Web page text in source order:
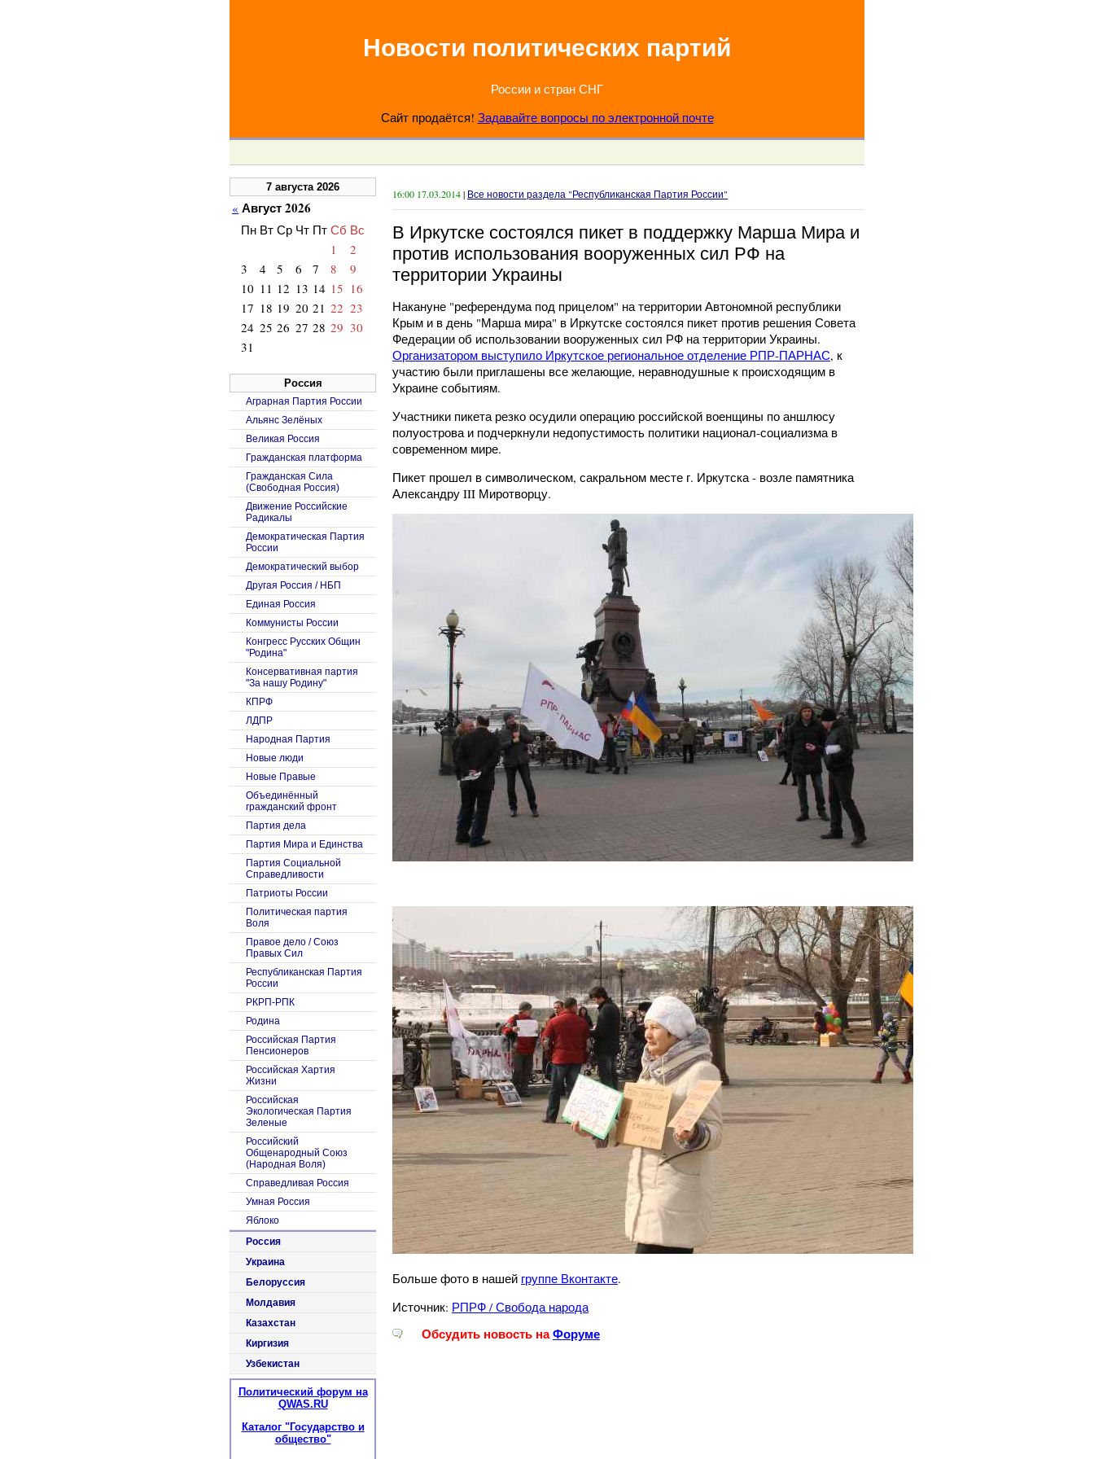
Новости политических партий
России и стран СНГ
Сайт продаётся! Задавайте вопросы по электронной почте
16:00 17.03.2014| Все новости раздела "Республиканская Партия России"
В Иркутске состоялся пикет в поддержку Марша Мира и
против использования вооруженных сил РФ на
территории Украины
Накануне "референдума под прицелом" на территории Автономной республики
Крым и в день "Марша мира" в Иркутске состоялся пикет против решения Совета
Федерации об использовании вооруженных сил РФ на территории Украины.
Организатором выступило Иркутское региональное отделение РПР-ПАРНАС, к
участию были приглашены все желающие, неравнодушные к происходящим в
Украине событиям.
Участники пикета резко осудили операцию российской военщины по аншлюсу
полуострова и подчеркнули недопустимость политики национал-социализма в
современном мире.
Пикет прошел в символическом, сакральном месте г. Иркутска - возле памятника
Александру III Миротворцу.
Больше фото в нашей группе Вконтакте.
Источник: РПРФ / Свобода народа
Обсудить новость наФоруме
7 августа 2026
« Август 2026
Пн Вт Ср Чт Пт Сб Вс
1
2
3
4 5 6 7 8
9
10 11 12 13 14 15 16
17 18 19 20 21 22 23
24 25 26 27 28 29 30
31
Россия
Аграрная Партия России
Альянс Зелёных
Великая Россия
Гражданская платформа
Гражданская Сила
(Свободная Россия)
Движение Российские
Радикалы
Демократическая Партия
России
Демократический выбор
Другая Россия / НБП
Единая Россия
Коммунисты России
Конгресс Русских Общин
"Родина"
Консервативная партия
"За нашу Родину"
КПРФ
ЛДПР
Народная Партия
Новые люди
Новые Правые
Объединённый
гражданский фронт
Партия дела
Партия Мира и Единства
Партия Социальной
Справедливости
Патриоты России
Политическая партия
Воля
Правое дело / Союз
Правых Сил
Республиканская Партия
России
РКРП-РПК
Родина
Российская Партия
Пенсионеров
Российская Хартия
Жизни
Российская
Экологическая Партия
Зеленые
Российский
Общенародный Союз
(Народная Воля)
Справедливая Россия
Умная Россия
Яблоко
Россия
Украина
Белоруссия
Молдавия
Казахстан
Киргизия
Узбекистан
Политический форум на
QWAS.RU
Каталог "Государство и
общество"